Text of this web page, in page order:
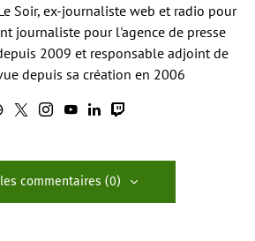
Soir, ex-journaliste web et radio pour
journaliste pour l'agence de presse
2009 et responsable adjoint de
depuis sa création en 2006
commentaires (0)